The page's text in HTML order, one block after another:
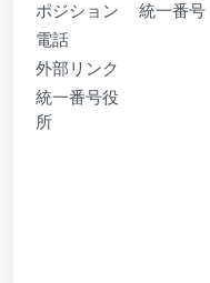
ポジション
統一番号
電話
外部リンク
統一番号役
所